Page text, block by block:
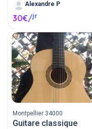
Alexandre P
30€/jr
Montpellier 34000
Guitare classique